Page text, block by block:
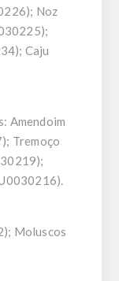
Noz
Caju
Amendoim
Tremoço
Moluscos